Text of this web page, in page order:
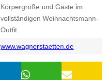
Körpergröße und Gäste im
vollständigen Weihnachtsmann-
Outfit
www.wagnerstaetten.de